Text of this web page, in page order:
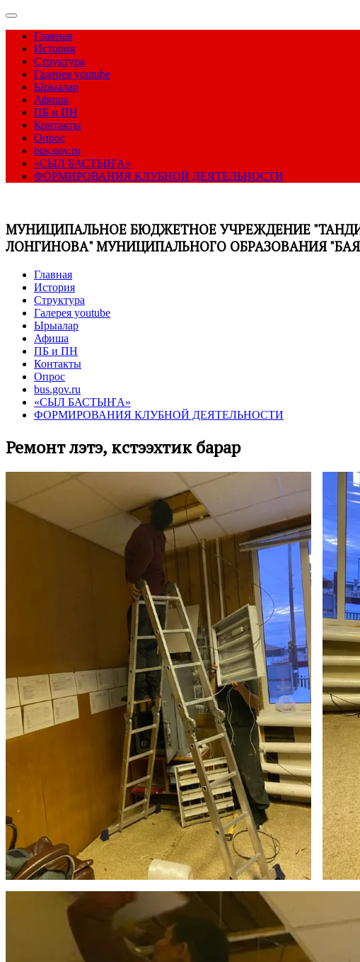
Главная
История
Структура
Галерея youtube
Ырыалар
Афиша
ПБ и ПН
Контакты
Опрос
bus.gov.ru
«СЫЛ БАСТЫҤА»
ФОРМИРОВАНИЯ КЛУБНОЙ ДЕЯТЕЛЬНОСТИ
МУНИЦИПАЛЬНОЕ БЮДЖЕТНОЕ УЧРЕЖДЕНИЕ
ЛОНГИНОВА" МУНИЦИПАЛЬНОГО ОБРАЗОВАНИЯ
Главная
История
Структура
Галерея youtube
Ырыалар
Афиша
ПБ и ПН
Контакты
Опрос
bus.gov.ru
«СЫЛ БАСТЫҤА»
ФОРМИРОВАНИЯ КЛУБНОЙ ДЕЯТЕЛЬНОСТИ
Ремонт үлэтэ, күүстээхтик барар